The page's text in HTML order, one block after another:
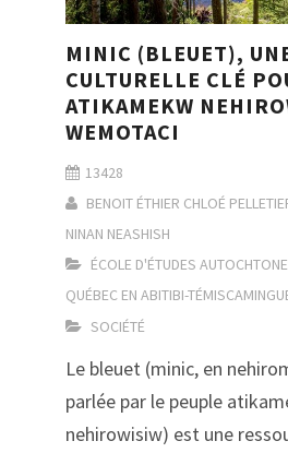
MINIC (BLEUET),
CULTURELLE CLÉ
ATIKAMEKW
WEMOTACI
13428
BENOIT ÉTHIER CHLOÉ
NINAN NEASHISH
ÉCOLE D'ÉTUDES
QUÉBEC EN ABITIBI-
SOCIÉTÉ
Le bleuet (minic, en
parlée par le peuple
nehirowisiw) est une